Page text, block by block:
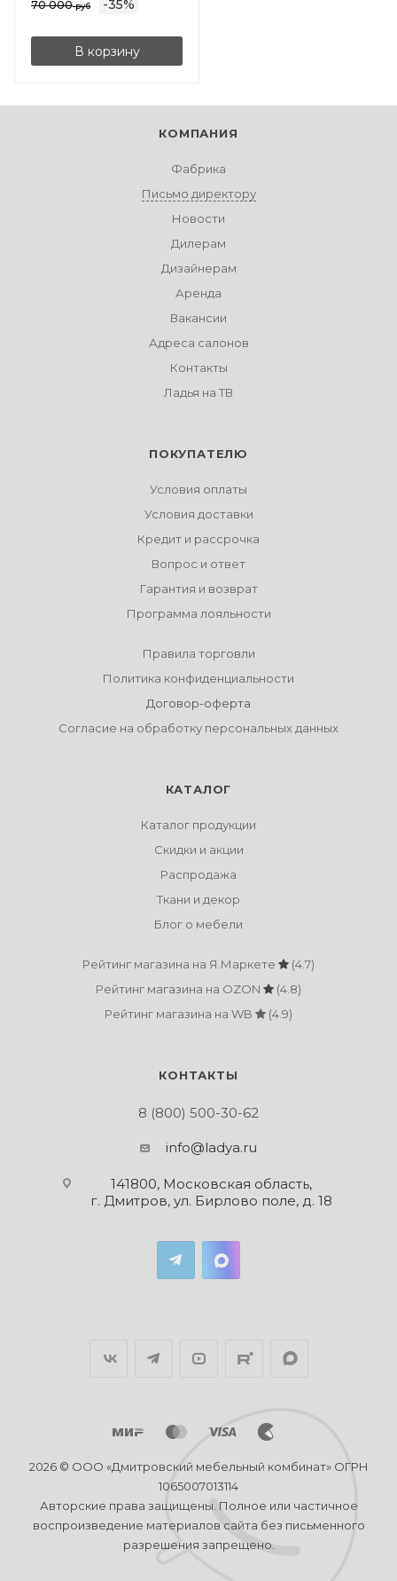
70 000руб -35%
В корзину
КОМПАНИЯ
Фабрика
Письмо директору
Новости
Дилерам
Дизайнерам
Аренда
Вакансии
Адреса салонов
Контакты
Ладья на ТВ
ПОКУПАТЕЛЮ
Условия оплаты
Условия доставки
Кредит и рассрочка
Вопрос и ответ
Гарантия и возврат
Программа лояльности
Правила торговли
Политика конфиденциальности
Договор-оферта
Согласие на обработку персональных данных
КАТАЛОГ
Каталог продукции
Скидки и акции
Распродажа
Ткани и декор
Блог о мебели
Рейтинг магазина на Я.Маркете
(4.7)
Рейтинг магазина на OZON
(4.8)
Рейтинг магазина на WB
(4.9)
КОНТАКТЫ
8 (800) 500-30-62
info@ladya.ru
141800, Московская область,
г. Дмитров, ул. Бирлово поле, д. 18
2026 © ООО «Дмитровский мебельный комбинат» ОГРН
1065007013114
Авторские права защищены. Полное или частичное
воспроизведение материалов сайта без письменного
разрешения запрещено.